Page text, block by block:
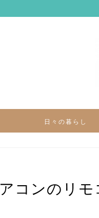
日々の暮らし
コンのリモ